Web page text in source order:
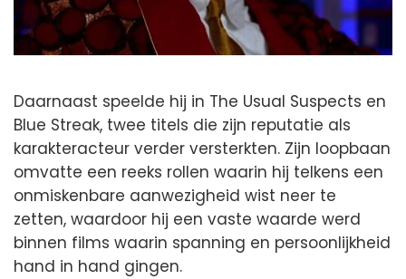
Daarnaast speelde hij in The Usual Suspects en
Blue Streak, twee titels die zijn reputatie als
karakteracteur verder versterkten. Zijn loopbaan
omvatte een reeks rollen waarin hij telkens een
onmiskenbare aanwezigheid wist neer te
zetten, waardoor hij een vaste waarde werd
binnen films waarin spanning en persoonlijkheid
hand in hand gingen.